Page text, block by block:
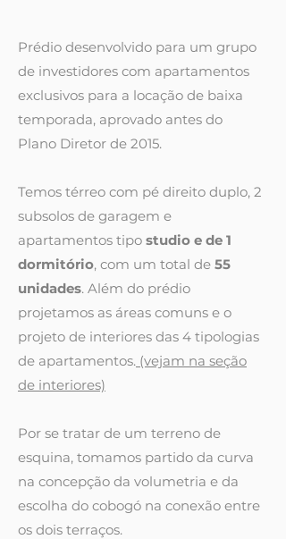
Prédio desenvolvido para um grupo
de investidores com apartamentos
exclusivos para a locação de baixa
temporada, aprovado antes do
Plano Diretor de 2015.
Temos térreo com pé direito duplo, 2
subsolos de garagem e
apartamentos tipo studio e de 1
dormitório, com um total de 55
unidades. Além do prédio
projetamos as áreas comuns e o
projeto de interiores das 4 tipologias
de apartamentos. (vejam na seção
de interiores)
Por se tratar de um terreno de
esquina, tomamos partido da curva
na concepção da volumetria e da
escolha do cobogó na conexão entre
os dois terraços.